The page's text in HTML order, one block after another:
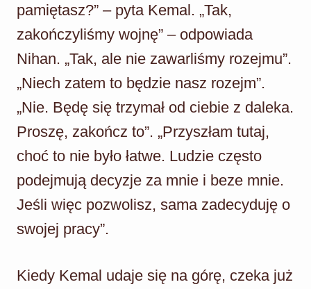
pamiętasz?” – pyta Kemal. „Tak,
zakończyliśmy wojnę” – odpowiada
Nihan. „Tak, ale nie zawarliśmy rozejmu”.
„Niech zatem to będzie nasz rozejm”.
„Nie. Będę się trzymał od ciebie z daleka.
Proszę, zakończ to”. „Przyszłam tutaj,
choć to nie było łatwe. Ludzie często
podejmują decyzje za mnie i beze mnie.
Jeśli więc pozwolisz, sama zadecyduję o
swojej pracy”.
Kiedy Kemal udaje się na górę, czeka już